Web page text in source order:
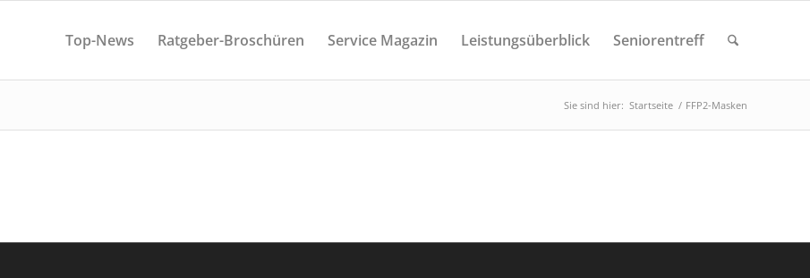
Top-News Ratgeber-Broschüren Service Magazin Leistungsüberblick Seniorentreff
Sie sind hier: Startseite / FFP2-Masken